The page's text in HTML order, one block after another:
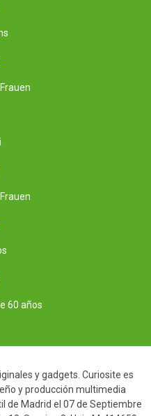
60 años
y gadgets. Curiosite es
y producción multimedia
de Madrid el 07 de Septiembre